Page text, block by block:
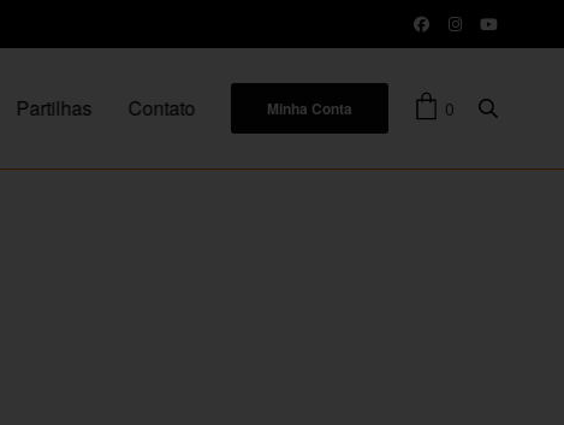
Partilhas Contato Minha Conta 0